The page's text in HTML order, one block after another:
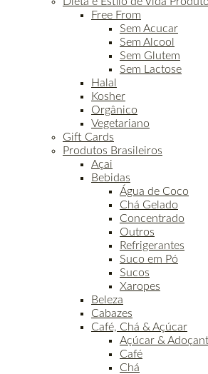
Free From
Sem Acucar
Sem Alcool
Sem Glutem
Sem Lactose
Halal
Kosher
Orgânico
Vegetariano
Gift Cards
Produtos Brasileiros
Açai
Bebidas
Água de Coco
Chá Gelado
Concentrado
Outros
Refrigerantes
Suco em Pó
Sucos
Xaropes
Beleza
Cabazes
Café, Chá & Açúcar
Açúcar &
Café
Chá